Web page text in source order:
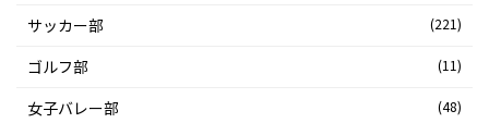
サッカー部 (221)
ゴルフ部 (11)
女子バレー部 (48)